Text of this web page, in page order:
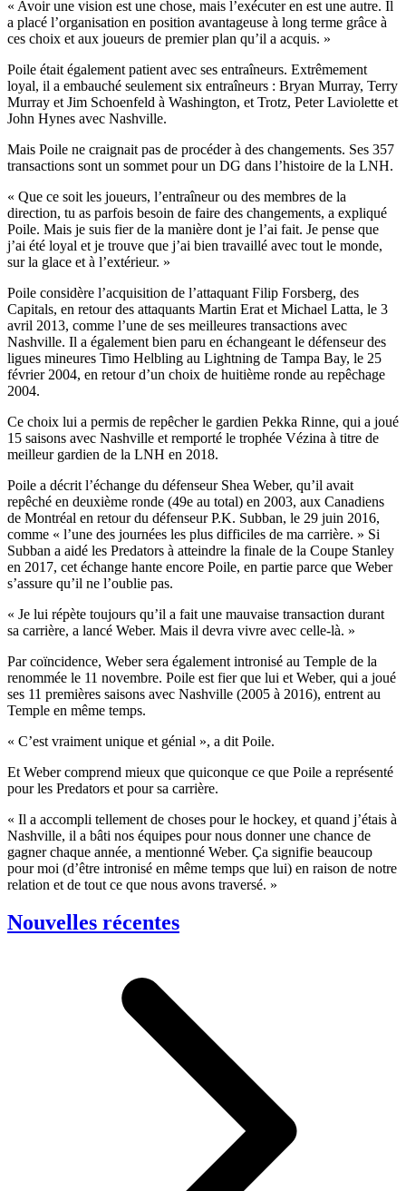
« Avoir une vision est une chose, mais l’exécuter en est une autre. Il
a placé l’organisation en position avantageuse à long terme grâce à
ces choix et aux joueurs de premier plan qu’il a acquis. »
Poile était également patient avec ses entraîneurs. Extrêmement
loyal, il a embauché seulement six entraîneurs : Bryan Murray, Terry
Murray et Jim Schoenfeld à Washington, et Trotz, Peter Laviolette et
John Hynes avec Nashville.
Mais Poile ne craignait pas de procéder à des changements. Ses 357
transactions sont un sommet pour un DG dans l’histoire de la LNH.
« Que ce soit les joueurs, l’entraîneur ou des membres de la
direction, tu as parfois besoin de faire des changements, a expliqué
Poile. Mais je suis fier de la manière dont je l’ai fait. Je pense que
j’ai été loyal et je trouve que j’ai bien travaillé avec tout le monde,
sur la glace et à l’extérieur. »
Poile considère l’acquisition de l’attaquant Filip Forsberg, des
Capitals, en retour des attaquants Martin Erat et Michael Latta, le 3
avril 2013, comme l’une de ses meilleures transactions avec
Nashville. Il a également bien paru en échangeant le défenseur des
ligues mineures Timo Helbling au Lightning de Tampa Bay, le 25
février 2004, en retour d’un choix de huitième ronde au repêchage
2004.
Ce choix lui a permis de repêcher le gardien Pekka Rinne, qui a joué
15 saisons avec Nashville et remporté le trophée Vézina à titre de
meilleur gardien de la LNH en 2018.
Poile a décrit l’échange du défenseur Shea Weber, qu’il avait
repêché en deuxième ronde (49e au total) en 2003, aux Canadiens
de Montréal en retour du défenseur P.K. Subban, le 29 juin 2016,
comme « l’une des journées les plus difficiles de ma carrière. » Si
Subban a aidé les Predators à atteindre la finale de la Coupe Stanley
en 2017, cet échange hante encore Poile, en partie parce que Weber
s’assure qu’il ne l’oublie pas.
« Je lui répète toujours qu’il a fait une mauvaise transaction durant
sa carrière, a lancé Weber. Mais il devra vivre avec celle-là. »
Par coïncidence, Weber sera également intronisé au Temple de la
renommée le 11 novembre. Poile est fier que lui et Weber, qui a joué
ses 11 premières saisons avec Nashville (2005 à 2016), entrent au
Temple en même temps.
« C’est vraiment unique et génial », a dit Poile.
Et Weber comprend mieux que quiconque ce que Poile a représenté
pour les Predators et pour sa carrière.
« Il a accompli tellement de choses pour le hockey, et quand j’étais à
Nashville, il a bâti nos équipes pour nous donner une chance de
gagner chaque année, a mentionné Weber. Ça signifie beaucoup
pour moi (d’être intronisé en même temps que lui) en raison de notre
relation et de tout ce que nous avons traversé. »
Nouvelles récentes